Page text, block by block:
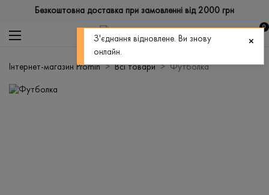
Безкоштовна доставка при замовленні від 2000 грн
0
Інтернет-магазин Promin Всі товари Футболка
З'єднання відновлене. Ви знову
онлайн.